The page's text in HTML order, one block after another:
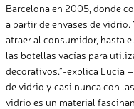
Barcelona en 2005, donde
a partir de envases de
atraer al consumidor, hasta
las botellas vacías para
decorativos.”-explica Lucía
de vidrio y casi nunca con
vidrio es un material